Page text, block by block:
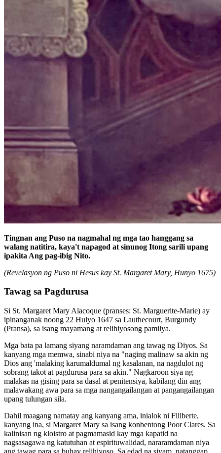
Tingnan ang Puso na nagmahal ng mga tao hanggang sa
walang natitira, kaya't napagod at sinunog Itong sarili upang
ipakita Ang pag-ibig Nito.
(Revelasyon ng Puso ni Hesus kay St. Margaret Mary, Hunyo 1675)
Tawag sa Pagdurusa
Si St. Margaret Mary Alacoque (pranses: St. Marguerite-Marie) ay
ipinanganak noong 22 Hulyo 1647 sa Lauthecourt, Burgundy
(Pransa), sa isang mayamang at relihiyosong pamilya.
Mga bata pa lamang siyang naramdaman ang tawag ng Diyos. Sa
kanyang mga memwa, sinabi niya na "naging malinaw sa akin ng
Dios ang 'malaking karumaldumal ng kasalanan, na nagdulot ng
sobrang takot at pagdurusa para sa akin." Nagkaroon siya ng
malakas na gising para sa dasal at penitensiya, kabilang din ang
malawakang awa para sa mga nangangailangan at pangangailangan
upang tulungan sila.
Dahil maagang namatay ang kanyang ama, inialok ni Filiberte,
kanyang ina, si Margaret Mary sa isang konbentong Poor Clares. Sa
kalinisan ng kloistro at pagmamasid kay mga kapatid na
nagsasagawa ng katutuhan at espirituwalidad, nararamdaman niya